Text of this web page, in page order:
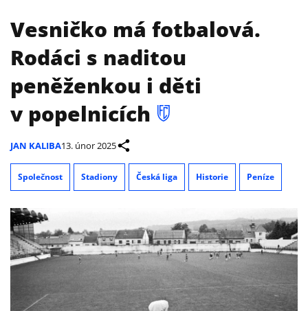
Vesničko má fotbalová.
Rodáci s naditou
peněženkou i děti
v popelnicích
JAN KALIBA13. únor 2025
Společnost Stadiony Česká liga Historie Peníze